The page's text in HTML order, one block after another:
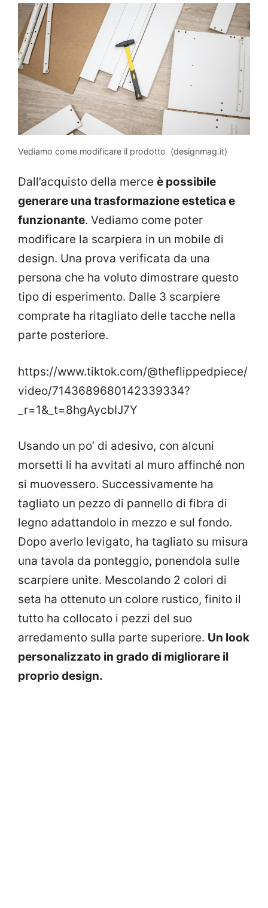
Vediamo come modificare il prodotto (designmag.it)
Dall’acquisto della merce è possibile
generare una trasformazione estetica e
funzionante. Vediamo come poter
modificare la scarpiera in un mobile di
design. Una prova verificata da una
persona che ha voluto dimostrare questo
tipo di esperimento. Dalle 3 scarpiere
comprate ha ritagliato delle tacche nella
parte posteriore.
https://www.tiktok.com/@theflippedpiece/
video/7143689680142339334?
_r=1&_t=8hgAycbIJ7Y
Usando un po’ di adesivo, con alcuni
morsetti li ha avvitati al muro affinché non
si muovessero. Successivamente ha
tagliato un pezzo di pannello di fibra di
legno adattandolo in mezzo e sul fondo.
Dopo averlo levigato, ha tagliato su misura
una tavola da ponteggio, ponendola sulle
scarpiere unite. Mescolando 2 colori di
seta ha ottenuto un colore rustico, finito il
tutto ha collocato i pezzi del suo
arredamento sulla parte superiore. Un look
personalizzato in grado di migliorare il
proprio design.